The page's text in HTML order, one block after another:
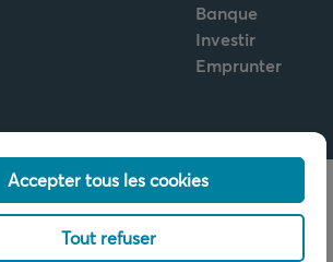
Banque
Investir
Emprunter
Appelez-nous
+32 2 679 90 00
Accepter tous les cookies
Tout refuser